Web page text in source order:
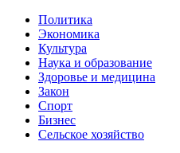
Политика
Экономика
Культура
Наука и образование
Здоровье и медицина
Закон
Спорт
Бизнес
Сельское хозяйство